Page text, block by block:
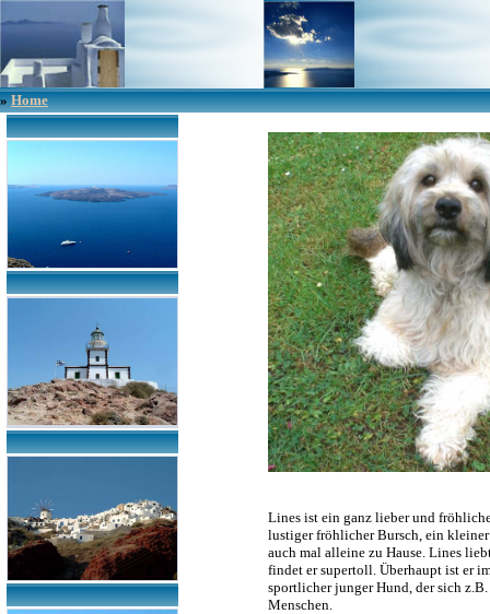
»Home
Lines ist ein ganz lieber und
lustiger fröhlicher Bursch, ein
auch mal alleine zu Hause. Lines
findet er supertoll. Überhaupt ist er
sportlicher junger Hund, der sich
Menschen.